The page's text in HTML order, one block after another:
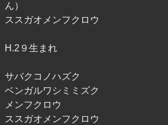
ん）
ススガオメンフクロウ
H.2９生まれ
サバクコノハズク
ベンガルワシミミズク
メンフクロウ
ススガオメンフクロウ